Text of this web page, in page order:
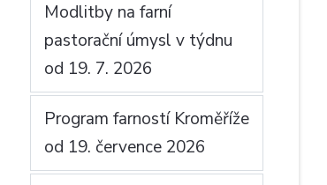
Modlitby na farní
pastorační úmysl v týdnu
od 19. 7. 2026
Program farností Kroměříže
od 19. července 2026